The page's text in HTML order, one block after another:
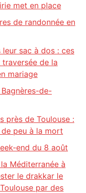
met en place
de randonnée en
leur sac à dos : ces
traversée de la
mariage
de-
près de Toulouse :
peu à la mort
end du 8 août
Méditerranée à
le drakkar le
par des